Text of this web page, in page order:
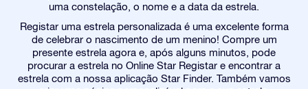
uma constelação, o nome e a data da estrela.
Registar uma estrela personalizada é uma excelente forma
de celebrar o nascimento de um menino! Compre um
presente estrela agora e, após alguns minutos, pode
procurar a estrela no Online Star Registar e encontrar a
estrela com a nossa aplicação Star Finder. Também vamos